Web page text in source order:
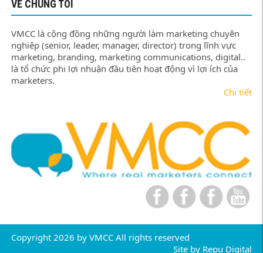
VỀ CHÚNG TÔI
VMCC là cộng đồng những người làm marketing chuyên
nghiệp (senior, leader, manager, director) trong lĩnh vực
marketing, branding, marketing communications, digital..
là tổ chức phi lợi nhuận đầu tiên hoạt động vì lợi ích của
marketers.
Chi tiết
Copyright 2026 by VMCC All rights reserved
Site by Repu Digital